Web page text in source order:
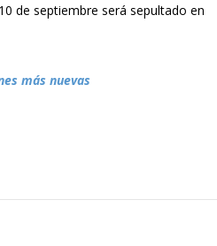
de septiembre será sepultado en
más nuevas